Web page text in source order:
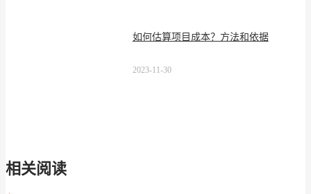
如何估算项目成本？方法和依据
2023-11-30
相关阅读